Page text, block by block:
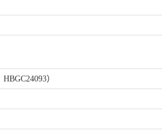
HBGC24093）